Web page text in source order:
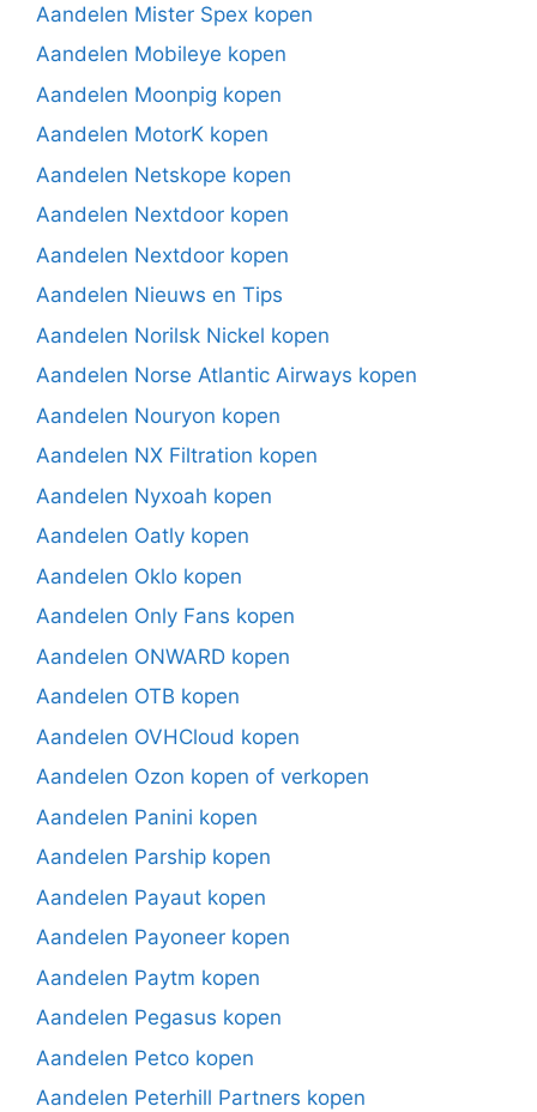
Aandelen Mister Spex kopen
Aandelen Mobileye kopen
Aandelen Moonpig kopen
Aandelen MotorK kopen
Aandelen Netskope kopen
Aandelen Nextdoor kopen
Aandelen Nextdoor kopen
Aandelen Nieuws en Tips
Aandelen Norilsk Nickel kopen
Aandelen Norse Atlantic Airways kopen
Aandelen Nouryon kopen
Aandelen NX Filtration kopen
Aandelen Nyxoah kopen
Aandelen Oatly kopen
Aandelen Oklo kopen
Aandelen Only Fans kopen
Aandelen ONWARD kopen
Aandelen OTB kopen
Aandelen OVHCloud kopen
Aandelen Ozon kopen of verkopen
Aandelen Panini kopen
Aandelen Parship kopen
Aandelen Payaut kopen
Aandelen Payoneer kopen
Aandelen Paytm kopen
Aandelen Pegasus kopen
Aandelen Petco kopen
Aandelen Peterhill Partners kopen